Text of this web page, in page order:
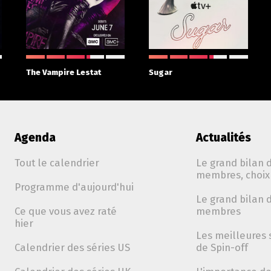
The Vampire Lestat Sugar
Agenda
Tout le calendrier
Programme d'aujourd'hui
Ce que vous avez raté
hier
Calendrier des séries US
Actualités
Le grand bilan
membres,
Le grand bilan
membres
Les meilleures
de Spin-off